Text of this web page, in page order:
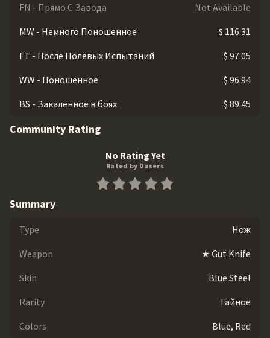
FN - Прямо С Завода
Not Available
MW - Немного Поношенное
$ 116.31
FT - После Полевых Испытаний
$ 97.05
WW - Поношенное
$ 96.94
BS - Закалённое в боях
$ 89.45
Community Rating
No Rating Yet
Rated by 0 users
Summary
Type
Нож
Weapon
★ Gut Knife
Skin
Blue Steel
Rarity
Тайное
Colors
Blue, Red